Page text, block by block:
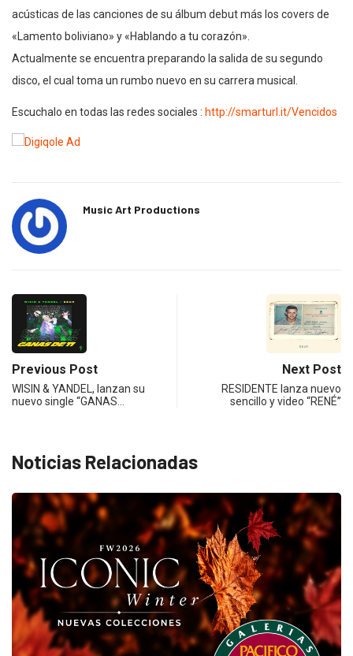
acústicas de las canciones de su álbum debut más los covers de
«Lamento boliviano» y «Hablando a tu corazón».
Actualmente se encuentra preparando la salida de su segundo
disco, el cual toma un rumbo nuevo en su carrera musical.
Escuchalo en todas las redes sociales : http://smarturl.it/Vencidos
Music Art Productions
Previous Post
WISIN & YANDEL, lanzan su
nuevo single “GANAS…
Next Post
RESIDENTE lanza nuevo
sencillo y video “RENÉ”
Noticias Relacionadas